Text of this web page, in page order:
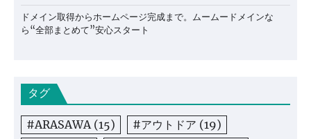
ドメイン取得からホームページ完成まで。ムームードメインな
ら“全部まとめて”安心スタート
タグ
#ARASAWA(15) #アウトドア (19)